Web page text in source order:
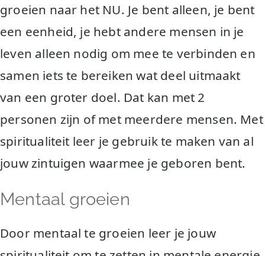
groeien naar het NU. Je bent alleen, je bent
een eenheid, je hebt andere mensen in je
leven alleen nodig om mee te verbinden en
samen iets te bereiken wat deel uitmaakt
van een groter doel. Dat kan met 2
personen zijn of met meerdere mensen. Met
spiritualiteit leer je gebruik te maken van al
jouw zintuigen waarmee je geboren bent.
Mentaal groeien
Door mentaal te groeien leer je jouw